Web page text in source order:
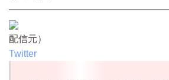
配信元）
Twitter